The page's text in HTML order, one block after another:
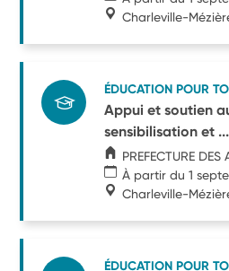
Charleville-
ÉDUCATION POUR
Appui et soutien
sensibilisation et ...
PREFECTURE DES
À partir du 1
Charleville-
ÉDUCATION POUR